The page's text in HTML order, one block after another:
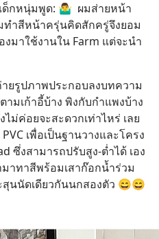
ด็กหนุ่มพูด: 🤷‍♂️  ผมส่ายหน้า
ทำสีหน้าครุ่นคิดสักครู่จึงยอม
มาใช้งานใน Farm แต่จะนำ
ยรูปภาพประกอบลงบทความ
ามเก้าอี้บ้าง พิงกับกำแพงบ้าง
ม่ค่อยจะสะดวกเท่าไหร่ เลย
เพื่อเป็นฐานวางและโครง
ซึ่งสามารถปรับสูง-ต่ำได้ เอง
าทาสีพร้อมเสาก๊อกน้ำร่วม
สุนนัดเดียวกันนกสองตัว 😄😄